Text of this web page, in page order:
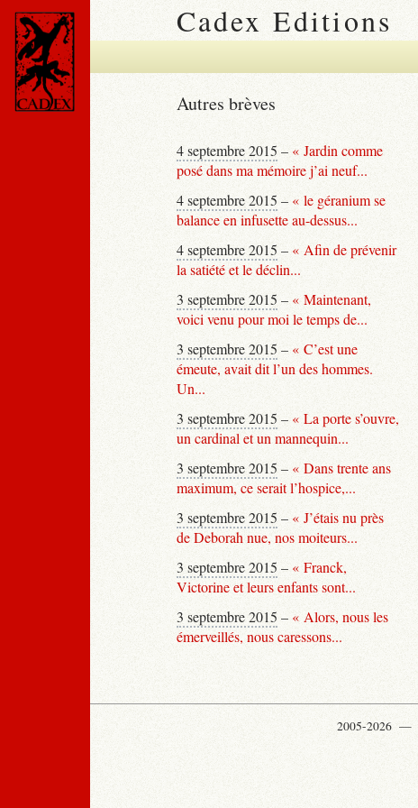
Cadex Editions
Autres brèves
4 septembre 2015 – « Jardin comme
posé dans ma mémoire j’ai neuf...
4 septembre 2015 – « le géranium se
balance en infusette au-dessus...
4 septembre 2015 – « Afin de prévenir
la satiété et le déclin...
3 septembre 2015 – « Maintenant,
voici venu pour moi le temps de...
3 septembre 2015 – « C’est une
émeute, avait dit l’un des hommes.
Un...
3 septembre 2015 – « La porte s’ouvre,
un cardinal et un mannequin...
3 septembre 2015 – « Dans trente ans
maximum, ce serait l’hospice,...
3 septembre 2015 – « J’étais nu près
de Deborah nue, nos moiteurs...
3 septembre 2015 – « Franck,
Victorine et leurs enfants sont...
3 septembre 2015 – « Alors, nous les
émerveillés, nous caressons...
2005-2026 —